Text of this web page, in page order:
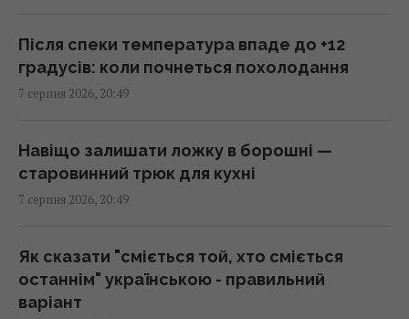
штурвал Boeing 737 і був приголомшений
20:18 п'ятниця, 07 серпня 2026
"пекельні санкції" проти РФ
20:17 п'ятниця, 07 серпня 2026
зими, але фактор обстрілів і можливостей
ППО ніхто не відміняв, - Пантелеєв
20:01 п'ятниця, 07 серпня 2026
Після спеки температура впаде до +12
градусів: коли почнеться похолодання
7 серпня 2026, 20:49
Навіщо залишати ложку в борошні —
старовинний трюк для кухні
7 серпня 2026, 20:49
Як сказати "сміється той, хто сміється
останнім" українською - правильний
варіант